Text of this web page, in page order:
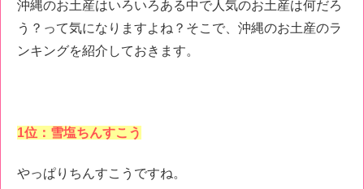
沖縄のお土産はいろいろある中で人気のお土産は何だろ
う？って気になりますよね？そこで、沖縄のお土産のラ
ンキングを紹介しておきます。
1位：雪塩ちんすこう
やっぱりちんすこうですね。